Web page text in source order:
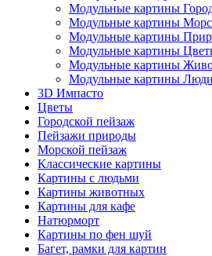
Модульные картины
Модульные картины
Модульные картины
Модульные картины
Модульные картины
Модульные картины Люди
3D Импасто
Цветы
Городской пейзаж
Пейзажи природы
Морской пейзаж
Классические картины
Картины с людьми
Картины животных
Картины для кафе
Натюрморт
Картины по фен шуй
Багет, рамки для картин